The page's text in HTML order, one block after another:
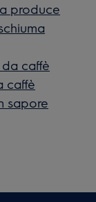
produce
caffè
caffè
sapore